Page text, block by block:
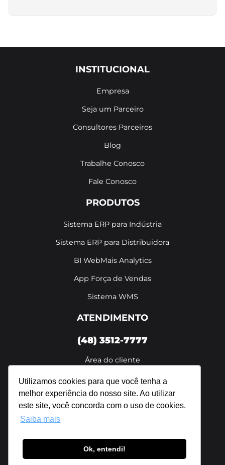
Utilizamos cookies para que você tenha a
melhor experiência do nosso site. Ao utilizar
este site, você concorda com o uso de cookies.
Saiba mais
Ok, entendi!
INSTITUCIONAL
Empresa
Seja um Parceiro
Consultores Parceiros
Blog
Trabalhe Conosco
Fale Conosco
PRODUTOS
Sistema ERP para Indústria
Sistema ERP para Distribuidora
BI WebMais Analytics
App Força de Vendas
Sistema WMS
ATENDIMENTO
(48) 3512-7777
Área do cliente
De segunda a sexta das 8h às 18h
Política de privacidade
Webmais Sistemas Ltda. | 07.698.596/0001-94